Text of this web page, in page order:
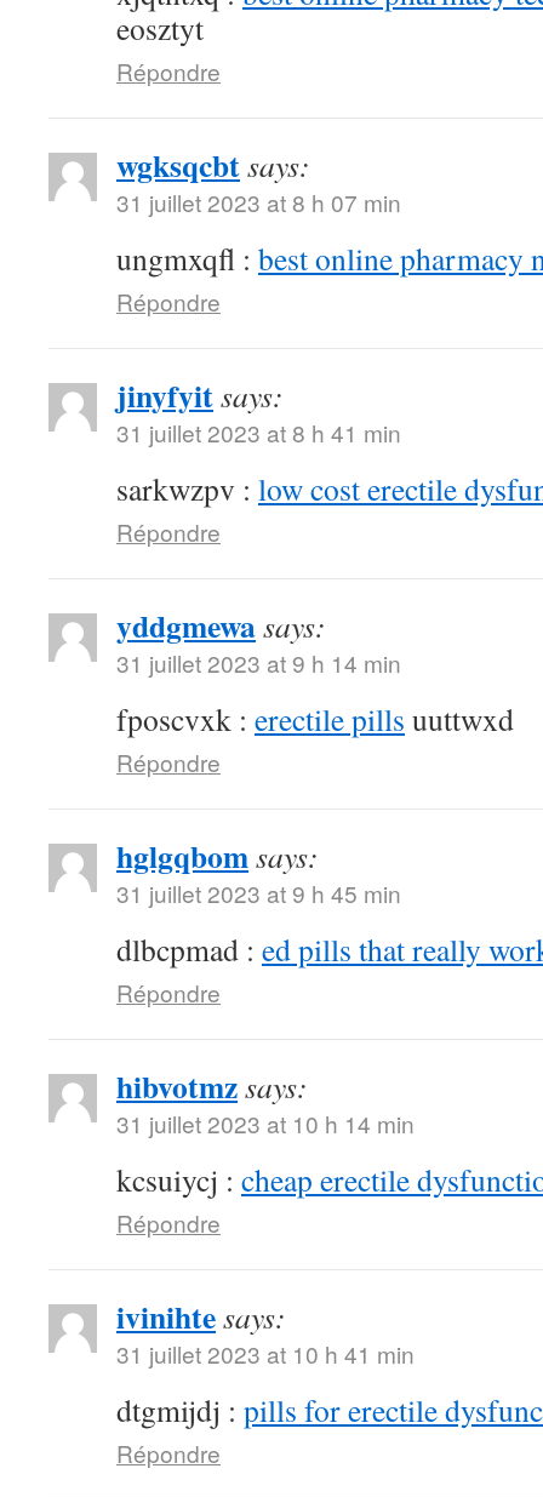
eosztyt
Répondre
wgksqcbtsays:
31 juillet 2023 at 8 h 07 min
ungmxqfl : best online pharmacy
Répondre
jinyfyitsays:
31 juillet 2023 at 8 h 41 min
sarkwzpv : low cost erectile
Répondre
yddgmewasays:
31 juillet 2023 at 9 h 14 min
fposcvxk : erectile pills uuttwxd
Répondre
hglgqbomsays:
31 juillet 2023 at 9 h 45 min
dlbcpmad : ed pills that really
Répondre
hibvotmzsays:
31 juillet 2023 at 10 h 14 min
kcsuiycj : cheap erectile
Répondre
ivinihtesays:
31 juillet 2023 at 10 h 41 min
dtgmijdj : pills for erectile
Répondre